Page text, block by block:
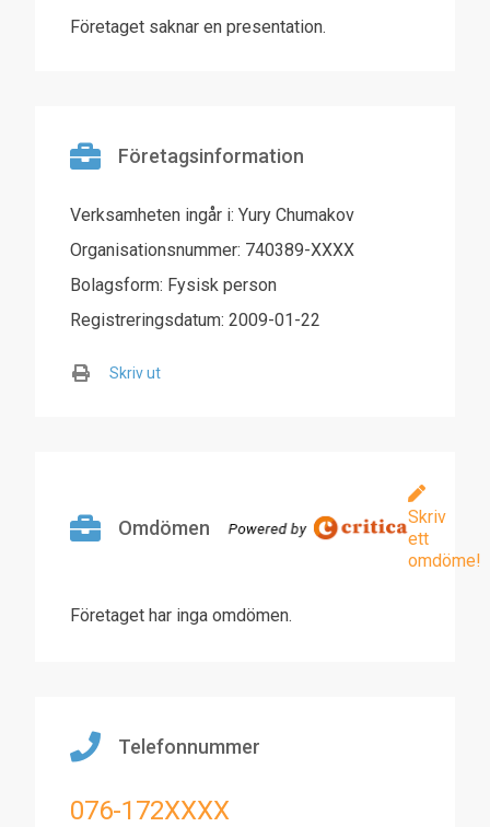
Företaget saknar en presentation.
Företagsinformation
Verksamheten ingår i: Yury Chumakov
Organisationsnummer: 740389-XXXX
Bolagsform: Fysisk person
Registreringsdatum: 2009-01-22
Skriv ut
Omdömen
Skriv
ett
omdöme!
Företaget har inga omdömen.
Telefonnummer
076-172XXXX